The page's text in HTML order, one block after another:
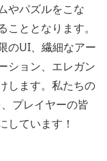
やパズルをこな
ととなります。
のUI、繊細なアー
ション、エレガン
します。私たちの
プレイヤーの皆
しています！